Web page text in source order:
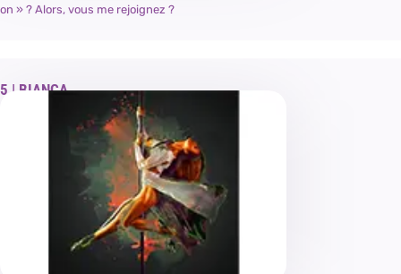
on » ? Alors, vous me rejoignez ?
BIANCA